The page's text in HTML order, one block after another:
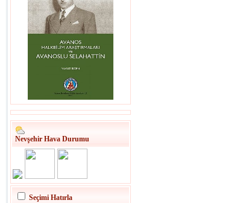
Nevşehir Hava Durumu
Seçimi Hatırla